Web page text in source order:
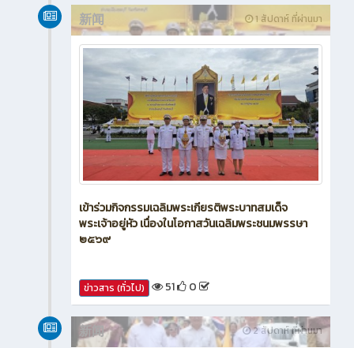
1 สัปดาห์ ที่ผ่านมา
新闻
เข้าร่วมกิจกรรมเฉลิมพระเกียรติพระบาทสมเด็จ
พระเจ้าอยู่หัว เนื่องในโอกาสวันเฉลิมพระชนมพรรษา
๒๕๖๙
ข่าวสาร (ทั่วไป) 51 0
2 สัปดาห์ ที่ผ่านมา
新闻